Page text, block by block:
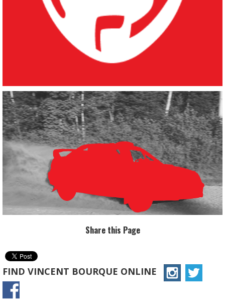
Share this Page
FIND VINCENT BOURQUE ONLINE